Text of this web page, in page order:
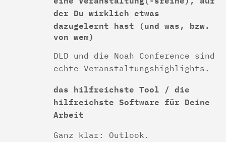
der Du wirklich etwas
dazugelernt hast (und was, bzw.
von wem)
DLD und die Noah Conference sind
echte Veranstaltungshighlights.
das hilfreichste Tool / die
hilfreichste Software für Deine
Arbeit
Ganz klar: Outlook.